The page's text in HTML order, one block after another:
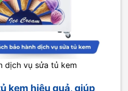
dịch vụ sửa tủ kem
kem hiệu quả, giúp